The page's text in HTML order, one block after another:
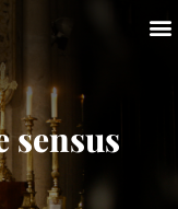
sensus